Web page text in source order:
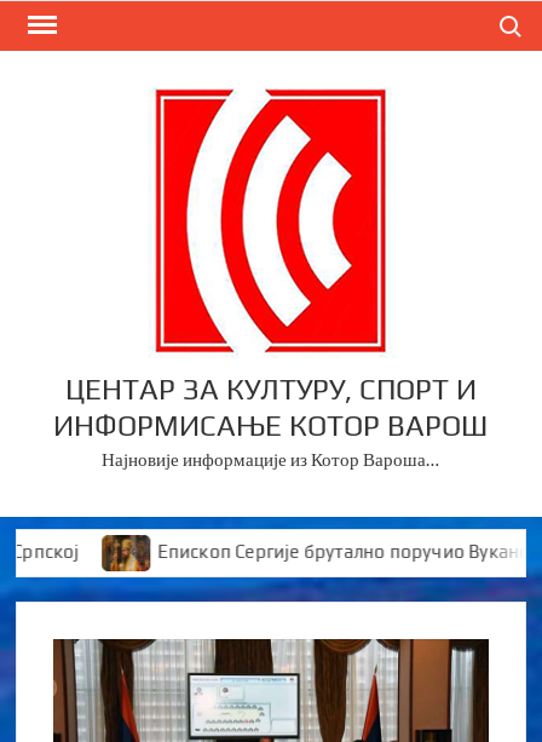
Skip
ЦЕНТАР ЗА КУЛТУРУ, СПОРТ И
ИНФОРМИСАЊЕ КОТОР ВАРОШ
Најновије информације из Котор Вароша…
Епископ Сергије брутално поручио